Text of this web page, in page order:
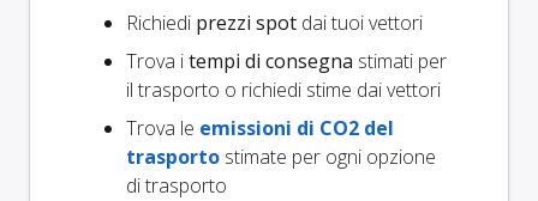
Richiedi prezzi spot dai tuoi vettori
Trova itempi di consegna stimati per
il trasporto o richiedi stime dai vettori
Trova le emissioni di CO2 del
trasporto stimate per ogni opzione
di trasporto